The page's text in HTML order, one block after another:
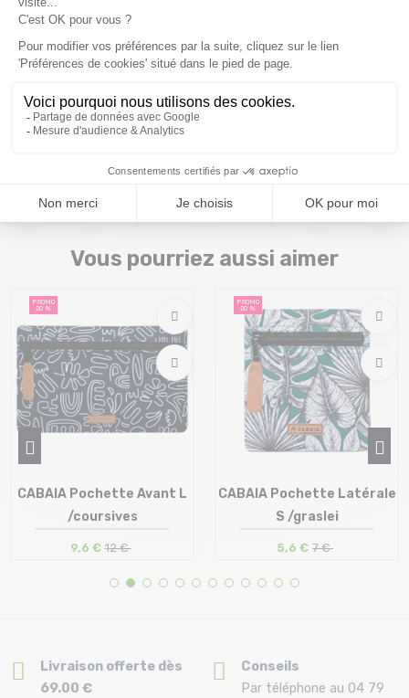
- SystèmeMOLLE® pour attacher les pochettes avant et
latérales
prise en charge).
Prix et descriptifs sous réserve de disponibilité au magasin
Vous pourriez aussi aimer
PROMO
20 %
Taille en stock
CABAIA Pochette Avant L
/coursives
9,6 € 12 €
PROMO
20 %
Taille en stock
CABAIA Pochette Latérale
S /graslei
5,6 € 7 €
Livraison offerte dès
69.00 €
Conseils
Par téléphone au 04 79